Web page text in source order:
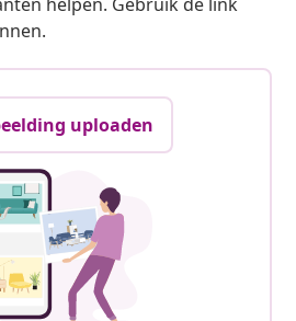
uploaden